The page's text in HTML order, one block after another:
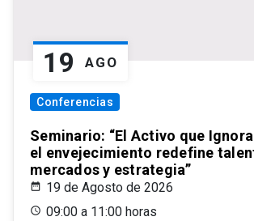
19 AGO
Conferencias
Seminario: “El Activo que
el envejecimiento redefine
mercados y estrategia”
19 de Agosto de 2026
09:00 a 11:00 horas